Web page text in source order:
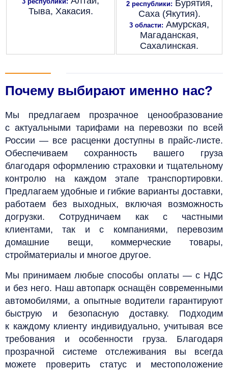
Тыва, Хакасия.
2 республики: Бурятия,
Саха (Якутия).
3 области: Амурская,
Магаданская,
Сахалинская.
Почему выбирают именно нас?
Мы предлагаем прозрачное ценообразование
с актуальными тарифами на перевозки по всей
России — все расценки доступны в прайс-листе.
Обеспечиваем сохранность вашего груза
благодаря оформлению страховки и тщательному
контролю на каждом этапе транспортировки.
Предлагаем удобные и гибкие варианты доставки,
работаем без выходных, включая возможность
догрузки. Сотрудничаем как с частными
клиентами, так и с компаниями, перевозим
домашние вещи, коммерческие товары,
стройматериалы и многое другое.
Мы принимаем любые способы оплаты — с НДС
и без него. Наш автопарк оснащён современными
автомобилями, а опытные водители гарантируют
быструю и безопасную доставку. Подходим
к каждому клиенту индивидуально, учитывая все
требования и особенности груза. Благодаря
прозрачной системе отслеживания вы всегда
можете проверить статус и местоположение